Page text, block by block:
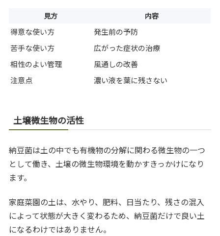
見方 内容
得意な使い方
発生前の予防
苦手な使い方
広がった症状の治療
相性のよい管理
風通しの改善
注意点
濃い液を葉に残さない
土壌微生物の活性
納豆菌は土の中でも有機物の分解に関わる微生物の一つ
として働き、土壌の微生物環境を動かすきっかけになり
ます。
家庭菜園の土は、水やり、肥料、日当たり、残さの混入
によって状態が大きく変わるため、納豆菌だけで良い土
になるわけではありません。